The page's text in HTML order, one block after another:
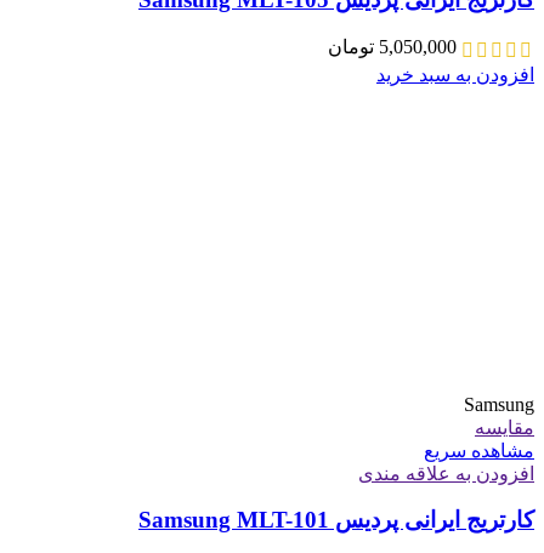
5,050,000 تومان
افزودن به سبد خرید
Samsung
مقایسه
مشاهده سریع
افزودن به علاقه مندی
کارتریج ایرانی پردیس Samsung MLT-101